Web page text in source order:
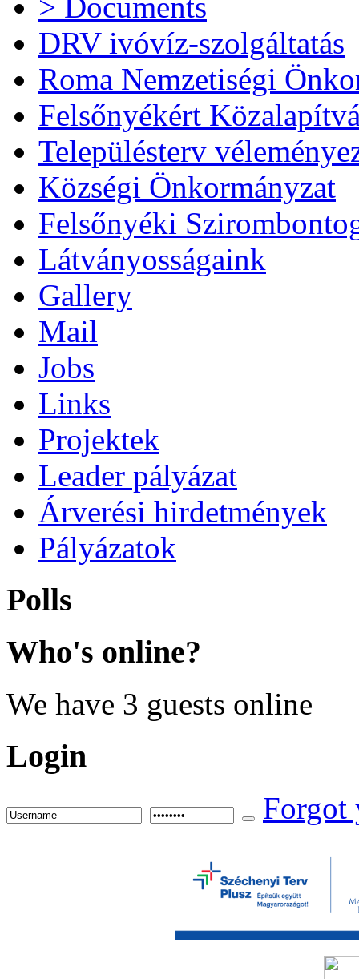
DRV ivóvíz-szolgáltatás
Roma Nemzetiségi
Felsőnyékért
Településterv
Községi Önkormányzat
Felsőnyéki
Látványosságaink
Gallery
Mail
Jobs
Links
Projektek
Leader pályázat
Árverési hirdetmények
Pályázatok
Polls
Who's online?
We have 3 guests online
Login
Forgot